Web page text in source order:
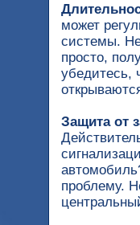
может
системы.
просто,
убедитесь,
Защита от
проблему.